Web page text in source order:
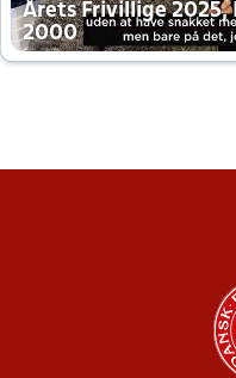
Årets Frivillige 2025,
2000